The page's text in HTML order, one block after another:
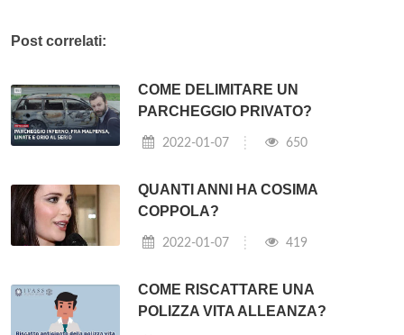
Post correlati:
COME DELIMITARE UN
PARCHEGGIO PRIVATO?
2022-01-07 650
QUANTI ANNI HA COSIMA
COPPOLA?
2022-01-07 419
COME RISCATTARE UNA
POLIZZA VITA ALLEANZA?